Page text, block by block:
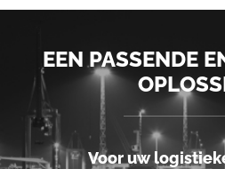
EEN PASSENDE
Voor uw